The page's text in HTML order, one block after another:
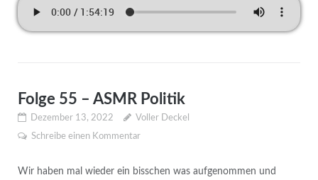
Folge 55 – ASMR Politik
Dezember 13, 2022
Voller Deckel
Schreibe einen Kommentar
Wir haben mal wieder ein bisschen was aufgenommen und